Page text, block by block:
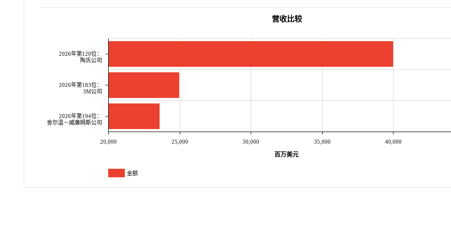
2026年第120位：
陶氏公司
2026年第183位：
3M公司
2026年第194位：
舍尔温－威廉姆斯公司
20,000 25,000 30,000 35,000 40,000
百万美元
营收比较
金额